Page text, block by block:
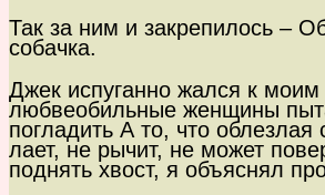
Так за ним и закрепилось –
собачка.
Джек испуганно жался к моим
любвеобильные женщины
погладить А то, что облезлая
лает, не рычит, не может
поднять хвост, я объяснял